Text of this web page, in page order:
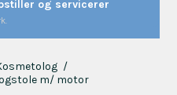
og servicerer
/
m/ motor